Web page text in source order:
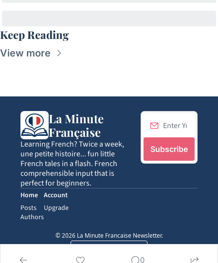
Keep Reading
View more
La Minute
Française
Learning French? Twice a week,
une petite histoire... fun little
French tales in a flash. French
comprehensible input that is
perfect for beginners.
Subscribe
Home
Posts
Authors
Account
Upgrade
© 2026 La Minute Francaise Newsletter.
0